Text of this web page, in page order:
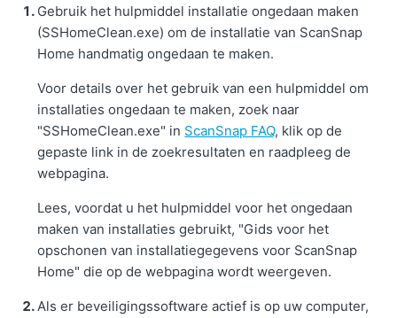
Gebruik het hulpmiddel installatie ongedaan maken
(SSHomeClean.exe) om de installatie van ScanSnap
Home handmatig ongedaan te maken.
Voor details over het gebruik van een hulpmiddel om
installaties ongedaan te maken, zoek naar
"SSHomeClean.exe" in ScanSnap FAQ, klik op de
gepaste link in de zoekresultaten en raadpleeg de
webpagina.
Lees, voordat u het hulpmiddel voor het ongedaan
maken van installaties gebruikt, "Gids voor het
opschonen van installatiegegevens voor ScanSnap
Home" die op de webpagina wordt weergeven.
Als er beveiligingssoftware actief is op uw computer,